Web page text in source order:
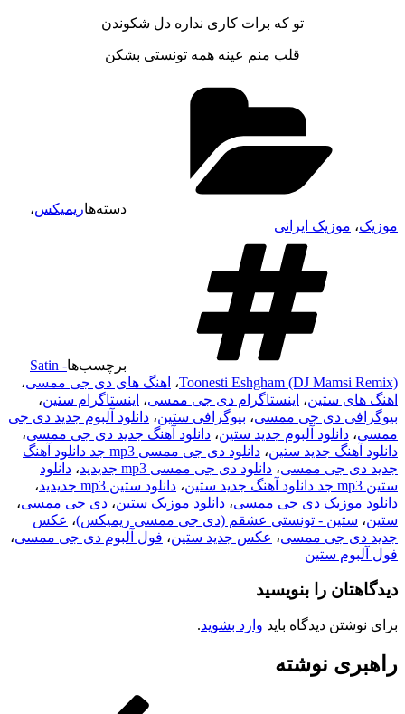
تو که برات کاری نداره دل شکوندن
قلب منم عینه همه تونستی بشکن
دسته‌هاریمیکس،
موزیک، موزیک ایرانی
برچسب‌هاSatin -
Toonesti Eshgham (DJ Mamsi Remix)، اهنگ های دی جی ممسی،
اهنگ های ستین، اینستاگرام دی جی ممسی، اینستاگرام ستین،
بیوگرافی دی جی ممسی، بیوگرافی ستین، دانلود آلبوم جدید دی جی
ممسی، دانلود آلبوم جدید ستین، دانلود آهنگ جدید دی جی ممسی،
دانلود آهنگ جدید ستین،
دانلود دی جی ممسی mp3 جد دانلود آهنگ
جدید دی جی ممسی، دانلود دی جی ممسی mp3 جدیدید ، دانلود
ستین mp3 جد دانلود آهنگ جدید ستین
، دانلود ستین mp3 جدیدید
،
دانلود موزیک دی جی ممسی، دانلود موزیک ستین، دی جی ممسی،
ستین، ستین - تونستی عشقم (دی جی ممسی ریمیکس)، عکس
جدید دی جی ممسی، عکس جدید ستین، فول آلبوم دی جی ممسی،
فول آلبوم ستین
دیدگاهتان را بنویسید
برای نوشتن دیدگاه باید وارد بشوید.
راهبری نوشته